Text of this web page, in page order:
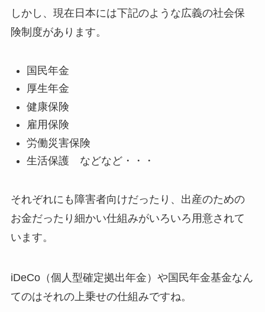
しかし、現在日本には下記のような広義の社会保
険制度があります。
国民年金
厚生年金
健康保険
雇用保険
労働災害保険
生活保護 などなど・・・
それぞれにも障害者向けだったり、出産のための
お金だったり細かい仕組みがいろいろ用意されて
います。
iDeCo（個人型確定拠出年金）や国民年金基金なん
てのはそれの上乗せの仕組みですね。